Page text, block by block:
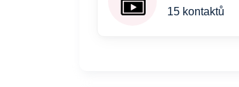
15 kontaktů